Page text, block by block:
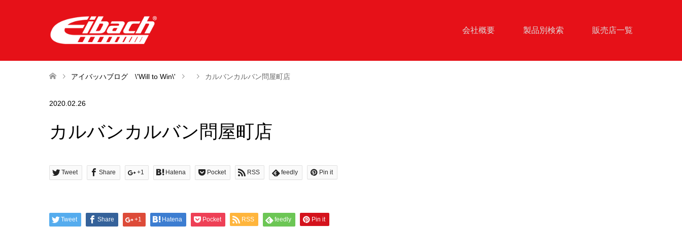
会社概要 製品別検索 販売店一覧
アイバッハブログ \'Will to Win\' カルバンカルバン問屋町店
2020.02.26
カルバンカルバン問屋町店
Tweet Share +1 Hatena Pocket RSS feedly Pin it
Tweet Share +1 Hatena Pocket RSS feedly Pin it